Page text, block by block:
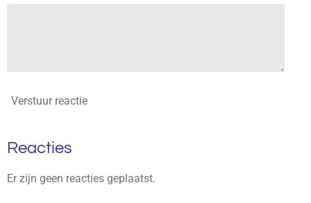
Verstuur reactie
Reacties
Er zijn geen reacties geplaatst.